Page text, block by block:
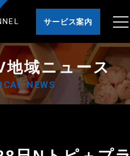
サービス案内
地域ニュース
NEWS